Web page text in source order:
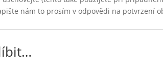
nám to prosím v odpovědi na potvrzení